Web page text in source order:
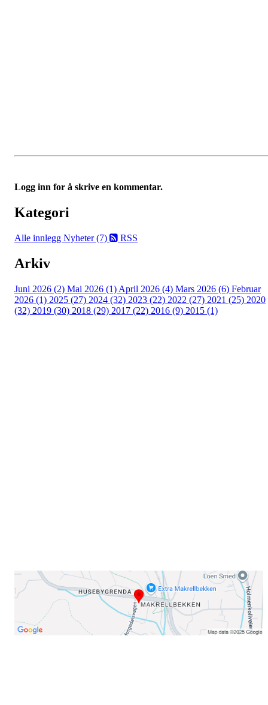
Logg inn for å skrive en kommentar.
Kategori
Alle innlegg Nyheter (7) RSS
Arkiv
Juni 2026 (2) Mai 2026 (1) April 2026 (4) Mars 2026 (6) Februar
2026 (1) 2025 (27) 2024 (32) 2023 (22) 2022 (27) 2021 (25) 2020
(32) 2019 (30) 2018 (29) 2017 (22) 2016 (9) 2015 (1)